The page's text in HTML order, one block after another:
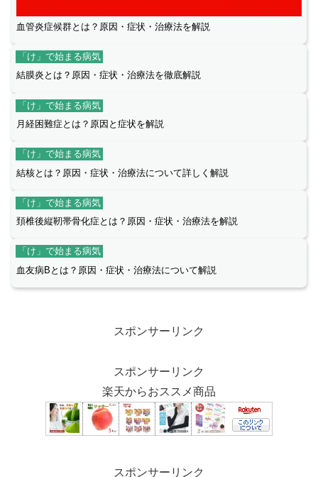
血管炎症候群とは？原因・症状・治療法を解説
「け」で始まる病気
結膜炎とは？原因・症状・治療法を徹底解説
「け」で始まる病気
月経困難症とは？原因と症状を解説
「け」で始まる病気
結核とは？原因・症状・治療法について詳しく解説
「け」で始まる病気
頚椎後縦靭帯骨化症とは？原因・症状・治療法を解説
「け」で始まる病気
血友病Bとは？原因・症状・治療法について解説
スポンサーリンク
スポンサーリンク
楽天からおススメ商品
スポンサーリンク